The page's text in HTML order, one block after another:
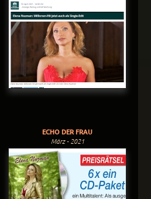
ECHO DER FRAU
März - 2021